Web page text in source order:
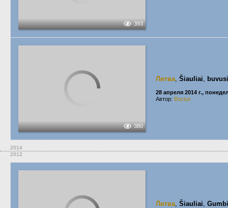
393
380
Литва, Šiauliai,
28 апреля 2014 г.,
Автор: Bocius
2014
2012
Литва, Šiauliai,